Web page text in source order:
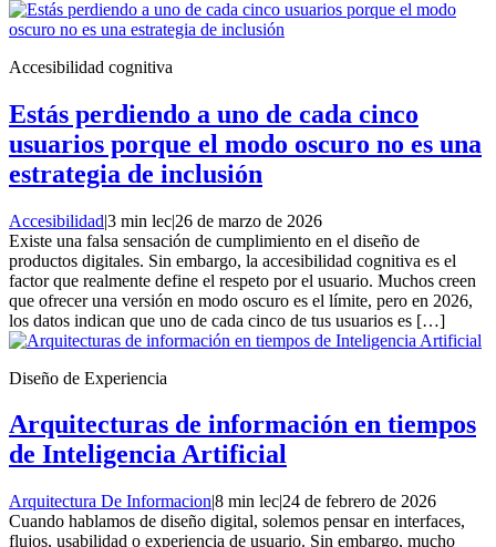
Accesibilidad cognitiva
Estás perdiendo a uno de cada cinco
usuarios porque el modo oscuro no es una
estrategia de inclusión
Accesibilidad|3 min lec|26 de marzo de 2026
Existe una falsa sensación de cumplimiento en el diseño de
productos digitales. Sin embargo, la accesibilidad cognitiva es el
factor que realmente define el respeto por el usuario. Muchos creen
que ofrecer una versión en modo oscuro es el límite, pero en 2026,
los datos indican que uno de cada cinco de tus usuarios es […]
Diseño de Experiencia
Arquitecturas de información en tiempos
de Inteligencia Artificial
Arquitectura De Informacion|8 min lec|24 de febrero de 2026
Cuando hablamos de diseño digital, solemos pensar en interfaces,
flujos, usabilidad o experiencia de usuario. Sin embargo, mucho